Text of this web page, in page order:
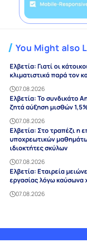
You Might also
Ελβετία: Γιατί οι
κλιματιστικά παρά τον
07.08.2026
Ελβετία: Το συνδικάτο
ζητά αύξηση μισθών
07.08.2026
Ελβετία: Στο τραπέζι η
υποχρεωτικών
ιδιοκτήτες σκύλων
07.08.2026
Ελβετία: Εταιρεία
εργασίας λόγω καύσωνα
07.08.2026